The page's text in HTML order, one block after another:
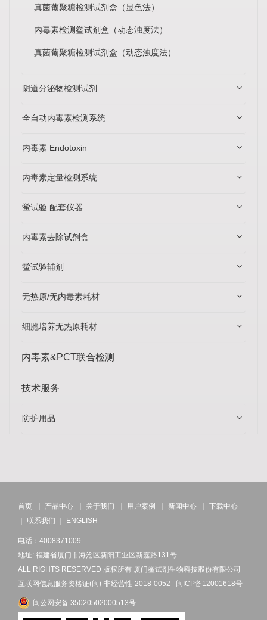
真菌葡聚糖检测试剂盒（显色法）
内毒素检测鲎试剂盒（动态浊度法）
真菌葡聚糖检测试剂盒（动态浊度法）
阴道分泌物检测试剂
全自动内毒素检测系统
内毒素 Endotoxin
内毒素定量检测系统
鲎试验 配套仪器
内毒素去除试剂盒
鲎试验辅剂
无热原/无内毒素耗材
细胞培养无热原耗材
内毒素&PCT联合检测
技术服务
防护用品
首页 产品中心 关于我们 用户案例 新闻中心
下载中心
联系我们 ENGLISH
电话：4008371009
地址: 福建省厦门市海沧区新阳工业区新嘉路131号
ALL RIGHTS RESERVED 版权所有 厦门鲎试剂生物科技股份有限公司
互联网信息服务资格证(闽)-非经营性-2018-0052 闽ICP备12001618号
闽公网安备 35020502000513号